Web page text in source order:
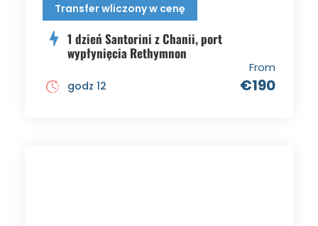
Transfer wliczony w cenę
1 dzień Santorini z Chanii, port
wypłynięcia Rethymnon
From
€190
godz 12